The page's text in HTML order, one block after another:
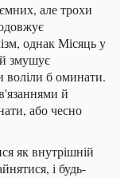
але трохи
однак Місяць у
й змушує
воліли б оминати.
й
або чесно
як внутрішній
і будь-